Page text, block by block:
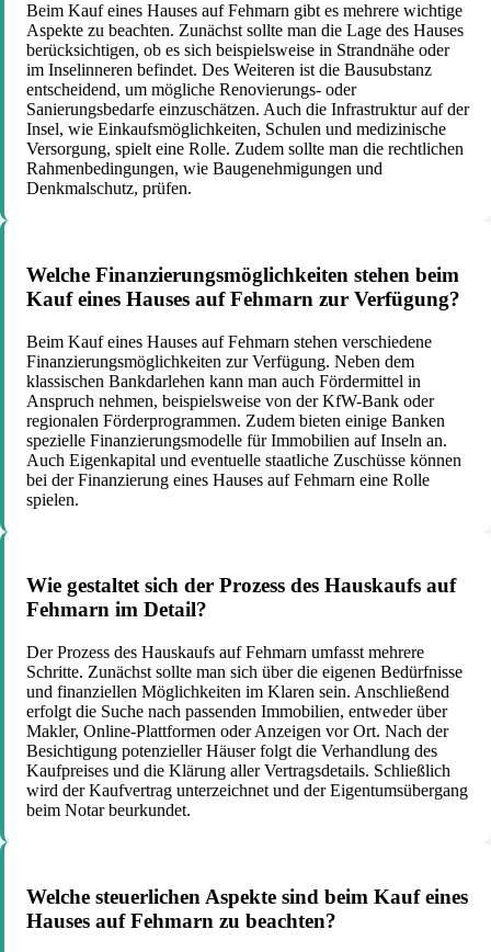
Beim Kauf eines Hauses auf Fehmarn gibt es mehrere wichtige
Aspekte zu beachten. Zunächst sollte man die Lage des Hauses
berücksichtigen, ob es sich beispielsweise in Strandnähe oder
im Inselinneren befindet. Des Weiteren ist die Bausubstanz
entscheidend, um mögliche Renovierungs- oder
Sanierungsbedarfe einzuschätzen. Auch die Infrastruktur auf der
Insel, wie Einkaufsmöglichkeiten, Schulen und medizinische
Versorgung, spielt eine Rolle. Zudem sollte man die rechtlichen
Rahmenbedingungen, wie Baugenehmigungen und
Denkmalschutz, prüfen.
Welche Finanzierungsmöglichkeiten stehen beim
Kauf eines Hauses auf Fehmarn zur Verfügung?
Beim Kauf eines Hauses auf Fehmarn stehen verschiedene
Finanzierungsmöglichkeiten zur Verfügung. Neben dem
klassischen Bankdarlehen kann man auch Fördermittel in
Anspruch nehmen, beispielsweise von der KfW-Bank oder
regionalen Förderprogrammen. Zudem bieten einige Banken
spezielle Finanzierungsmodelle für Immobilien auf Inseln an.
Auch Eigenkapital und eventuelle staatliche Zuschüsse können
bei der Finanzierung eines Hauses auf Fehmarn eine Rolle
spielen.
Wie gestaltet sich der Prozess des Hauskaufs auf
Fehmarn im Detail?
Der Prozess des Hauskaufs auf Fehmarn umfasst mehrere
Schritte. Zunächst sollte man sich über die eigenen Bedürfnisse
und finanziellen Möglichkeiten im Klaren sein. Anschließend
erfolgt die Suche nach passenden Immobilien, entweder über
Makler, Online-Plattformen oder Anzeigen vor Ort. Nach der
Besichtigung potenzieller Häuser folgt die Verhandlung des
Kaufpreises und die Klärung aller Vertragsdetails. Schließlich
wird der Kaufvertrag unterzeichnet und der Eigentumsübergang
beim Notar beurkundet.
Welche steuerlichen Aspekte sind beim Kauf eines
Hauses auf Fehmarn zu beachten?